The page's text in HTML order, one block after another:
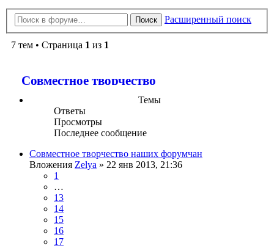
Поиск Расширенный поиск
7 тем • Страница 1 из 1
Совместное творчество
Темы
Ответы
Просмотры
Последнее сообщение
Совместное творчество наших форумчан
Вложения Zelya » 22 янв 2013, 21:36
1
…
13
14
15
16
17